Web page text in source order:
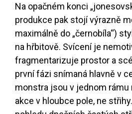
Na opačném konci
produkce pak stojí výrazně
maximálně do „černobíla“)
na hřbitově. Svícení je
fragmentarizuje prostor a
první fázi snímaná hlavně v
monstra jsou v jednom rámu
akce v hloubce pole, ne